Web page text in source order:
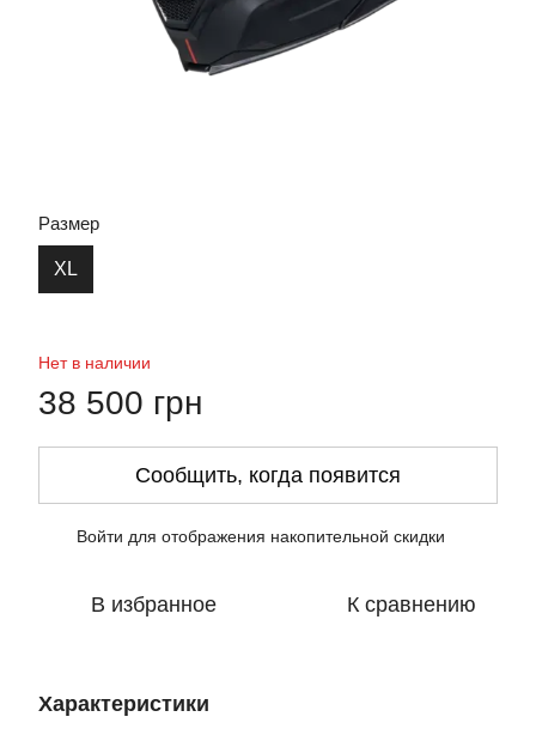
Размер
XL
Нет в наличии
38 500 грн
Сообщить, когда появится
Войти для отображения накопительной скидки
В избранное К сравнению
Характеристики